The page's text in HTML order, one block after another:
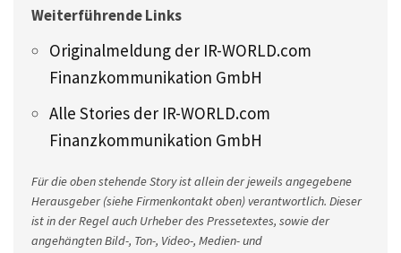
Weiterführende Links
Originalmeldung der IR-WORLD.com
Finanzkommunikation GmbH
Alle Stories der IR-WORLD.com
Finanzkommunikation GmbH
Für die oben stehende Story ist allein der jeweils angegebene
Herausgeber (siehe Firmenkontakt oben) verantwortlich. Dieser
ist in der Regel auch Urheber des Pressetextes, sowie der
angehängten Bild-, Ton-, Video-, Medien- und